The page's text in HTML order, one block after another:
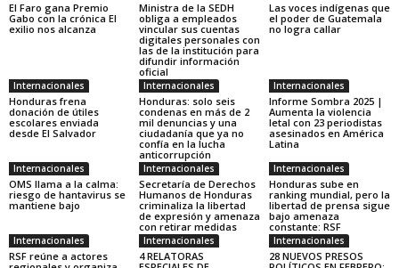
El Faro gana Premio
Gabo con la crónica El
exilio nos alcanza
Ministra de la SEDH
obliga a empleados
vincular sus cuentas
digitales personales con
las de la institución para
difundir información
oficial
Las voces indígenas que
el poder de Guatemala
no logra callar
Internacionales
Honduras frena
donación de útiles
escolares enviada
desde El Salvador
Internacionales
Honduras: solo seis
condenas en más de 2
mil denuncias y una
ciudadanía que ya no
confía en la lucha
anticorrupción
Internacionales
Informe Sombra 2025 |
Aumenta la violencia
letal con 23 periodistas
asesinados en América
Latina
Internacionales
OMS llama a la calma:
riesgo de hantavirus se
mantiene bajo
Internacionales
Secretaría de Derechos
Humanos de Honduras
criminaliza la libertad
de expresión y amenaza
con retirar medidas
Internacionales
Honduras sube en
ranking mundial, pero la
libertad de prensa sigue
bajo amenaza
constante: RSF
Internacionales
RSF reúne a actores
Internacionales
4 RELATORAS
Internacionales
28 NUEVOS PRESOS